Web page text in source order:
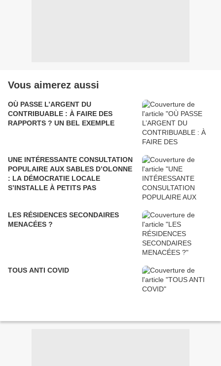
Vous aimerez aussi
OÙ PASSE L’ARGENT DU
CONTRIBUABLE : À FAIRE DES
RAPPORTS ? UN BEL EXEMPLE
UNE INTÉRESSANTE CONSULTATION
POPULAIRE AUX SABLES D’OLONNE
: LA DÉMOCRATIE LOCALE
S’INSTALLE À PETITS PAS
LES RÉSIDENCES SECONDAIRES
MENACÉES ?
TOUS ANTI COVID